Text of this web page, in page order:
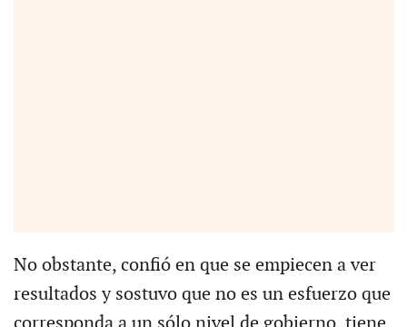
No obstante, confió en que se empiecen a ver
resultados y sostuvo que no es un esfuerzo que